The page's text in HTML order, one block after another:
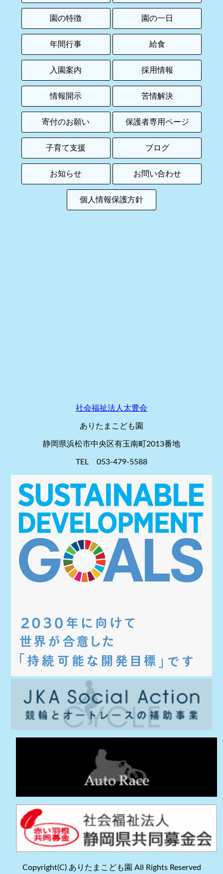
園の特徴 園の一日
年間行事 給食
入園案内 採用情報
情報開示 苦情解決
寄付のお願い 保護者専用ページ
子育て支援 ブログ
お知らせ お問い合わせ
個人情報保護方針
社会福祉法人太豊会
ありたまこども園
静岡県浜松市中央区有玉南町2013番地
TEL 053-479-5588
Copyright(C) ありたまこども園 All Rights Reserved